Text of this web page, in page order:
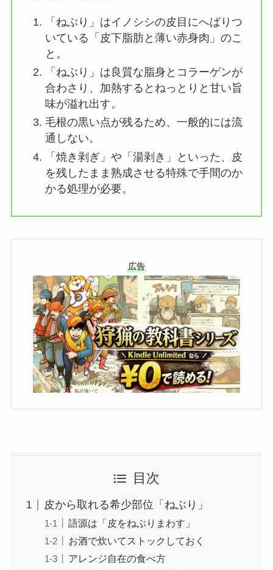
「ねぶり」はイノシシの皮目にへばりつ
いている「皮下脂肪と薄い赤身肉」のこ
と。
「ねぶり」は良質な脂身とコラーゲンが
合わさり、加熱するとねっとりと甘い旨
味が溢れ出す。
毛根の黒い点が残るため、一般的には流
通しない。
「焼き剥ぎ」や「湯剥き」といった、皮
を残したまま熟成させる特殊で手間のか
かる処理が必要。
広告
目次
皮から取れる希少部位「ねぶり」
語源は「皮をねぶりまわす」
お酒で炊いてストックしておく
アレンジ自在の食べ方